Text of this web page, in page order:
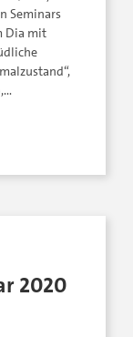
Seminars
Dia mit
2020